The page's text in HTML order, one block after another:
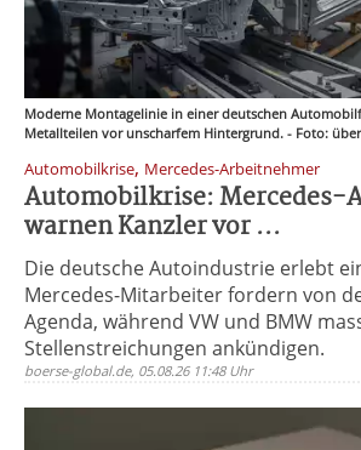
Moderne Montagelinie in einer deutschen
Metallteilen vor unscharfem Hintergrund. - Foto:
Automobilkrise, Mercedes-Arbeitnehmer
Automobilkrise: Mercedes-
warnen Kanzler vor ...
Die deutsche Autoindustrie erlebt
Mercedes-Mitarbeiter fordern von
Agenda, während VW und BMW
Stellenstreichungen ankündigen.
boerse-global.de, 05.08.26 11:48 Uhr